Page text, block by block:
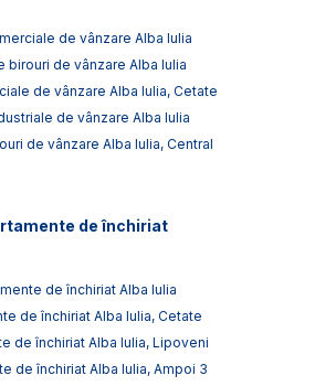
de vânzare Alba Iulia
birouri de vânzare Alba Iulia
de vânzare Alba Iulia, Cetate
de vânzare Alba Iulia
de vânzare Alba Iulia, Central
de închiriat
de închiriat Alba Iulia
de închiriat Alba Iulia, Cetate
de închiriat Alba Iulia, Lipoveni
de închiriat Alba Iulia, Ampoi 3